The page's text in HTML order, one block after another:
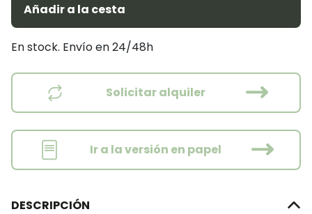
Añadir a la cesta
En stock. Envío en 24/48h
Solicitar alquiler
Ir a la versión en papel
DESCRIPCIÓN